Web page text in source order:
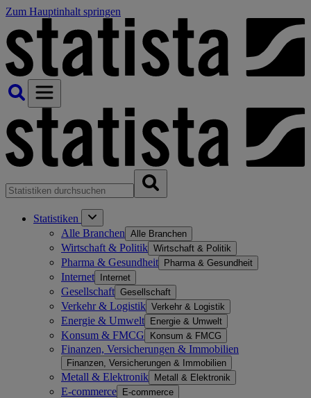
Zum Hauptinhalt springen
Statistiken
Alle Branchen Alle Branchen
Wirtschaft & Politik Wirtschaft & Politik
Pharma & Gesundheit Pharma & Gesundheit
Internet Internet
Gesellschaft Gesellschaft
Verkehr & Logistik Verkehr & Logistik
Energie & Umwelt Energie & Umwelt
Konsum & FMCG Konsum & FMCG
Finanzen, Versicherungen & Immobilien
Finanzen, Versicherungen & Immobilien
Metall & Elektronik Metall & Elektronik
E-commerce E-commerce